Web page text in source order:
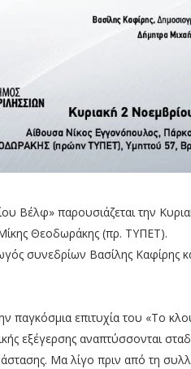
Βέλφ» παρουσιάζεται την
Θεοδωράκης (πρ. ΤΥΠΕΤ).
συνεδρίων Βασίλης Καφίρης
παγκόσμια επιτυχία του «Το
εξέγερσης αναπτύσσονται
Μα λίγο πριν από τη